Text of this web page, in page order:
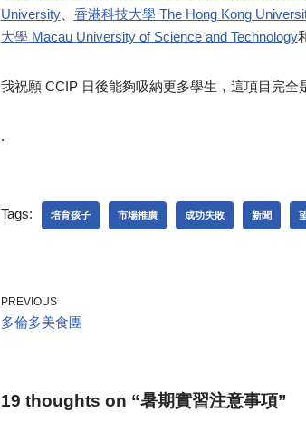
University、 香港科技大學 The Hong Kong
大學 Macau University of Science and Technology
我祝願 CCIP 日後能夠吸納更多學生，這項目完全
.
Tags: 培育孩子 市場推廣 成功失敗 新聞
PREVIOUS
多倫多美食團
19 thoughts on “暑期實習注意事項”